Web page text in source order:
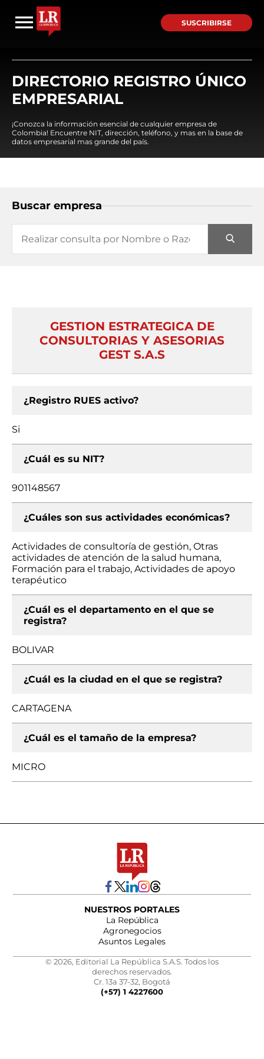
SUSCRIBIRSE
DIRECTORIO REGISTRO ÚNICO
EMPRESARIAL
¡Conozca la información esencial de cualquier empresa de
Colombia! Encuentre NIT, dirección, teléfono, y mas en la base de
datos empresarial mas grande del país.
Buscar empresa
GESTION ESTRATEGICA DE
CONSULTORIAS Y ASESORIAS
GEST S.A.S
¿Registro RUES activo?
Si
¿Cuál es su NIT?
901148567
¿Cuáles son sus actividades económicas?
Actividades de consultoría de gestión, Otras
actividades de atención de la salud humana,
Formación para el trabajo, Actividades de apoyo
terapéutico
¿Cuál es el departamento en el que se
registra?
BOLIVAR
¿Cuál es la ciudad en el que se registra?
CARTAGENA
¿Cuál es el tamaño de la empresa?
MICRO
NUESTROS PORTALES
La República
Agronegocios
Asuntos Legales
© 2026, Editorial La República S.A.S. Todos los
derechos reservados.
Cr. 13a 37-32, Bogotá
(+57) 1 4227600